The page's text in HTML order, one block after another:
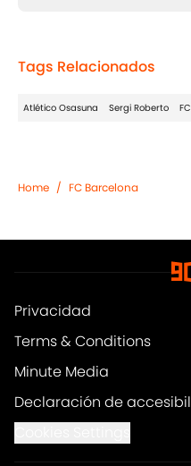
Tags Relacionados
Atlético Osasuna Sergi Roberto
Home / FC Barcelona
Privacidad
Terms & Conditions
Minute Media
Declaración de